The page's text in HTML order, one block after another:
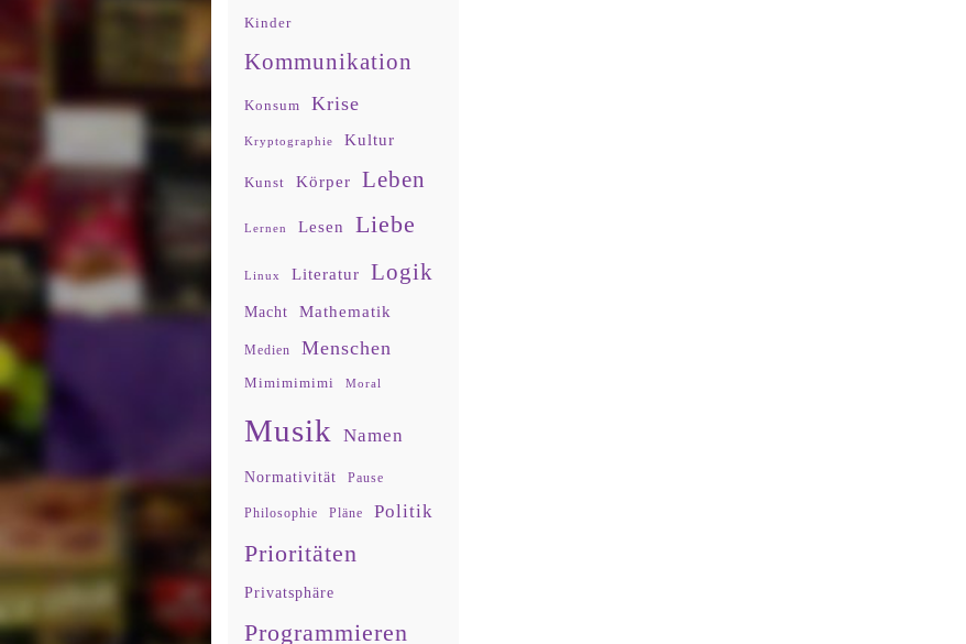
Kinder
Kommunikation
Konsum Krise
Kryptographie Kultur
Kunst Körper Leben
Lernen Lesen Liebe
Linux Literatur Logik
Macht Mathematik
Medien Menschen
Mimimimimi Moral
Musik Namen
Normativität Pause
Philosophie Pläne Politik
Prioritäten
Privatsphäre
Programmieren